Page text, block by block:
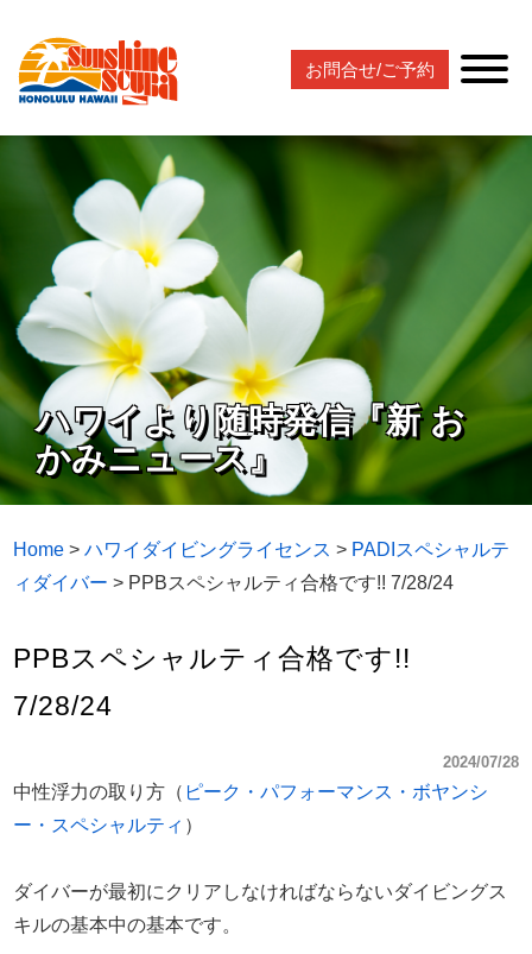
お問合せ/ご予約
ハワイより随時発信『新 お
かみニュース』
Home >ハワイダイビングライセンス > PADIスペシャルテ
ィダイバー > PPBスペシャルティ合格です!! 7/28/24
PPBスペシャルティ合格です!!
7/28/24
2024/07/28
中性浮力の取り方（ ピーク・パフォーマンス・ボヤンシ
ー・スペシャルティ ）
ダイバーが最初にクリアしなければならないダイビングス
キルの基本中の基本です。